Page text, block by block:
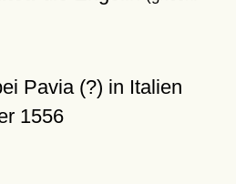
Pavia (?) in Italien
1556